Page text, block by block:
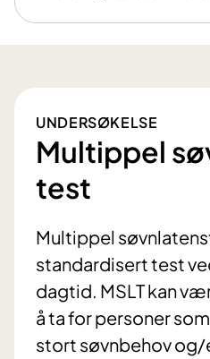
UNDERSØKELSE
Multippel
test
Multippel
standardisert test
dagtid. MSLT kan
å ta for personer
stort søvnbehov og/